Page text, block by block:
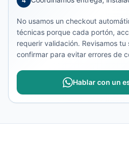
No usamos un checkout
técnicas porque cada portón,
requerir validación. Revisamos
confirmar para evitar errores de
Hablar con un